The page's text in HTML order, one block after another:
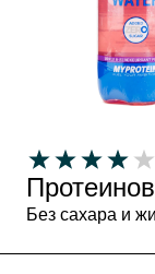
Без сахара и